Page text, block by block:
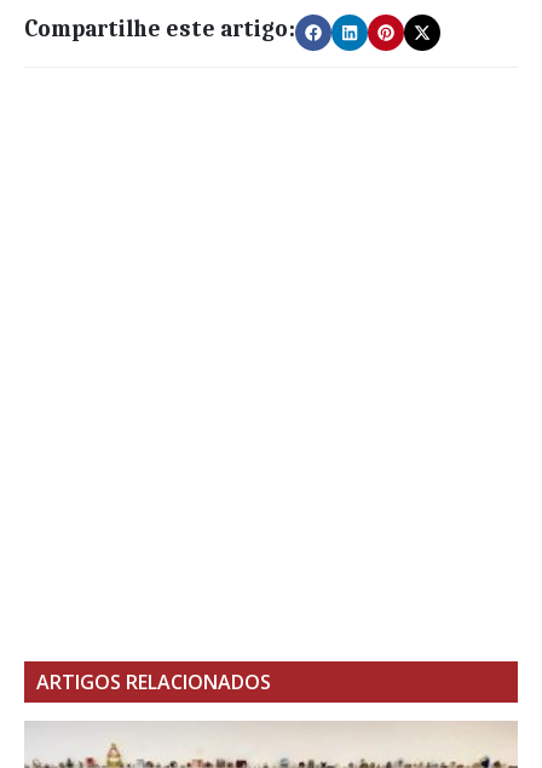
Compartilhe este artigo:
ARTIGOS RELACIONADOS